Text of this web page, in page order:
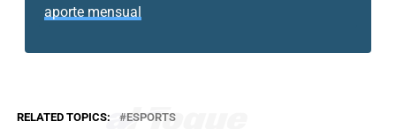
aporte mensual
RELATED TOPICS: ESPORTS